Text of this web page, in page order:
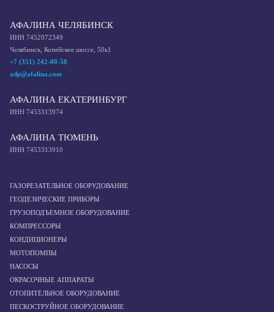
АФАЛИНА ЧЕЛЯБИНСК
ИНН 7452072349
Челябинск, Копейское шоссе, 50к1
+7 (351) 242-00-58
adp@afalina.com
АФАЛИНА ЕКАТЕРИНБУРГ
ИНН 7453313974
АФАЛИНА ТЮМЕНЬ
ИНН 7453313910
ГАЗОРЕЗАТЕЛЬНОЕ ОБОРУДОВАНИЕ
ГЕОДЕЗИЧЕСКИЕ ПРИБОРЫ
ГРУЗОПОДЪЕМНОЕ ОБОРУДОВАНИЕ
КОМПРЕССОРЫ
КОНДИЦИОНЕРЫ
МОТОПОМПЫ
НАСОСЫ
ОКРАСОЧНЫЕ АППАРАТЫ
ОТОПИТЕЛЬНОЕ ОБОРУДОВАНИЕ
ПЕСКОСТРУЙНОЕ ОБОРУДОВАНИЕ